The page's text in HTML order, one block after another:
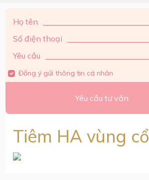
Họ tên
Số điện thoại
Yêu cầu
Đồng ý gửi thông tin cá nhân
Yêu cầu tư vấn
Tiêm HA vùng cổ